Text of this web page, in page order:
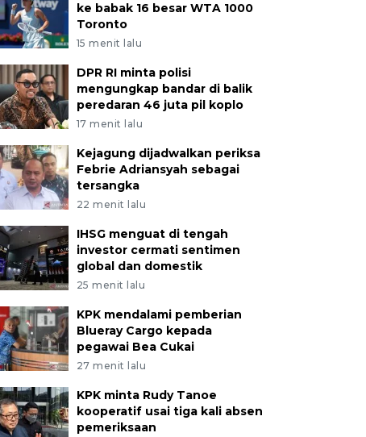
ke babak 16 besar WTA 1000
Toronto
15 menit lalu
DPR RI minta polisi
mengungkap bandar di balik
peredaran 46 juta pil koplo
17 menit lalu
Kejagung dijadwalkan periksa
Febrie Adriansyah sebagai
tersangka
22 menit lalu
IHSG menguat di tengah
investor cermati sentimen
global dan domestik
25 menit lalu
KPK mendalami pemberian
Blueray Cargo kepada
pegawai Bea Cukai
27 menit lalu
KPK minta Rudy Tanoe
kooperatif usai tiga kali absen
pemeriksaan